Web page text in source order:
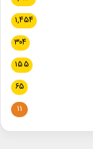
۱,۴۵۴
۳۰۴
۱۵۵
۶۵
۱۱